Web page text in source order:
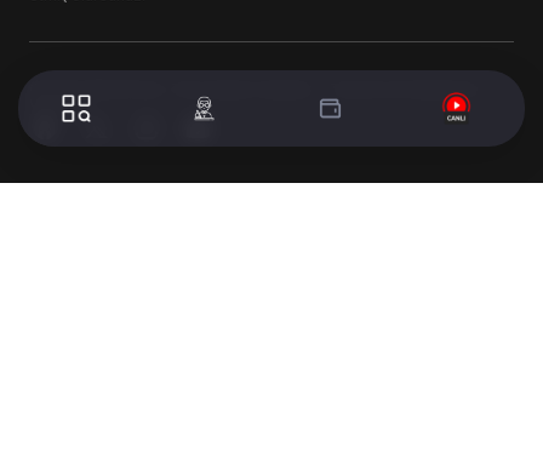
© 2024 WorldTurk. Tüm Hakları Saklıdır. - Tasarım & Geliştirme :
Volion's